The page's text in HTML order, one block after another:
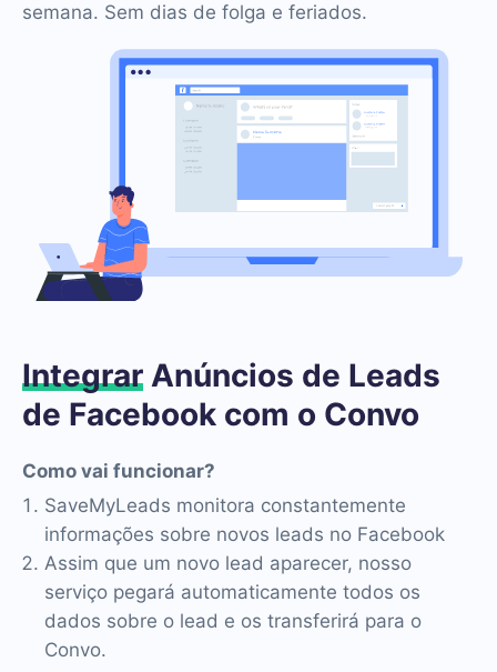
semana. Sem dias de folga e feriados.
Integrar Anúncios de Leads
de Facebook com o Convo
Como vai funcionar?
SaveMyLeads monitora constantemente
informações sobre novos leads no Facebook
Assim que um novo lead aparecer, nosso
serviço pegará automaticamente todos os
dados sobre o lead e os transferirá para o
Convo.